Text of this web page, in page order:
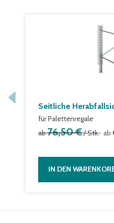
Seitliche
für Palettenregale
ab76,50 €/ Stk. ab
IN DEN